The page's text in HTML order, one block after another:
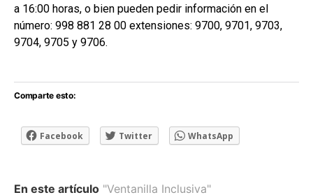
a 16:00 horas, o bien pueden pedir información en el
número: 998 881 28 00 extensiones: 9700, 9701, 9703,
9704, 9705 y 9706.
Comparte esto:
Facebook Twitter WhatsApp
En este artículo "Ventanilla Inclusiva"